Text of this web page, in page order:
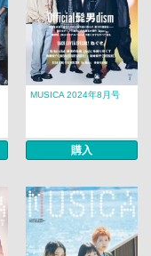
MUSICA 2024年8月号
購入